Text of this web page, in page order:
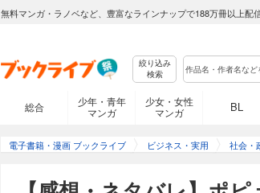
無料マンガ・ラノベなど、豊富なラインナップで188万冊以上配
絞り込み
検索
総合
少年・青年
マンガ
少女・女性
マンガ
BL
電子書籍・漫画 ブックライブ ビジネス・実用 社会・